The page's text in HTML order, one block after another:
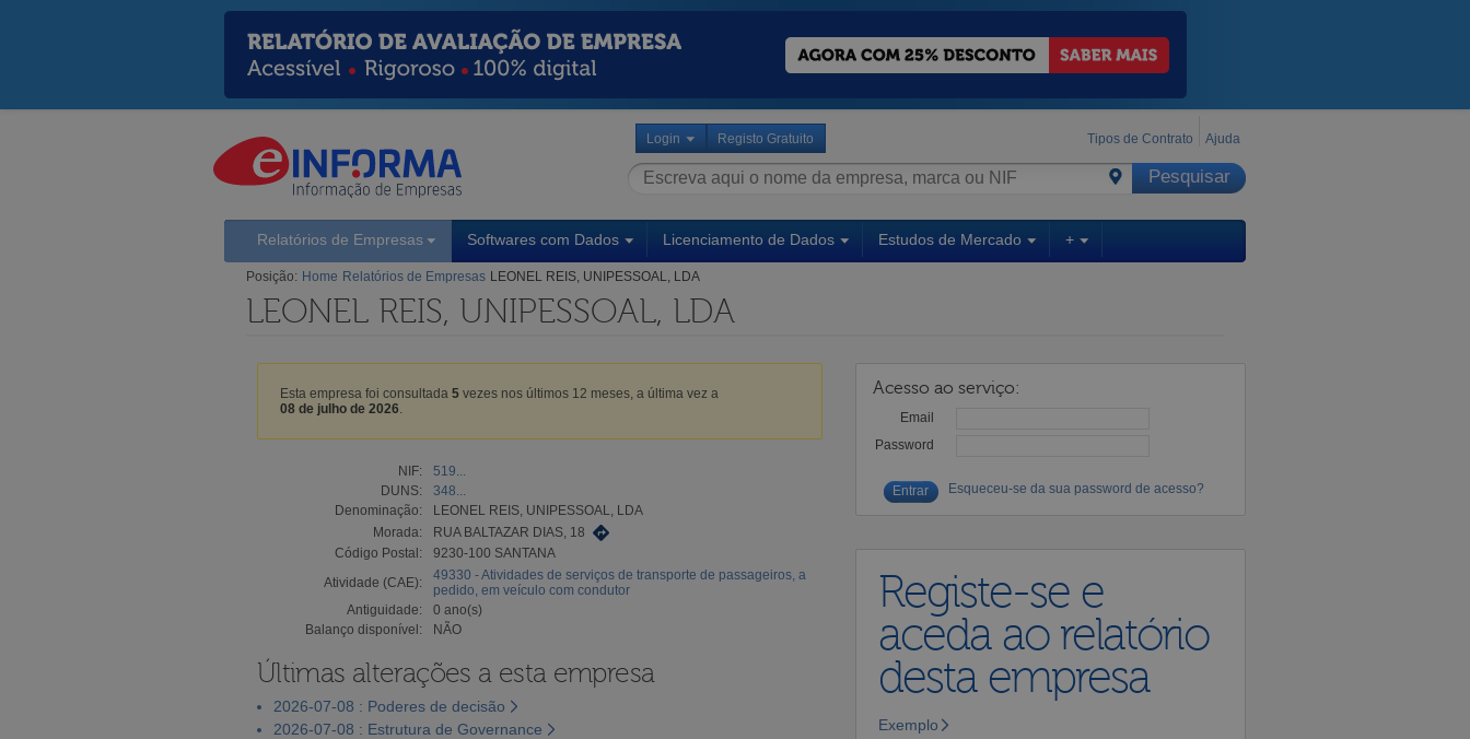
Login Registo Gratuito Tipos de Contrato Ajuda
Relatórios de Empresas Softwares com Dados Licenciamento de Dados Estudos de Mercado +
Posição: Home Relatórios de Empresas LEONEL REIS, UNIPESSOAL, LDA
LEONEL REIS, UNIPESSOAL, LDA
Esta empresa foi consultada 5 vezes nos últimos 12 meses, a última vez a
08 de julho de 2026
NIF:
519...
DUNS:
348...
Denominação:
LEONEL REIS, UNIPESSOAL, LDA
Morada:
RUA BALTAZAR DIAS, 18
Código Postal:
9230-100 SANTANA
Atividade (CAE):
49330 - Atividades de serviços de transporte de passageiros, a
pedido, em veículo com condutor
Antiguidade:
0 ano(s)
Balanço disponível:
NÃO
Últimas alterações a esta empresa
2026-07-08 : Poderes de decisão
2026-07-08 : Estrutura de Governance
Acesso ao serviço:
Email
Password
Esqueceu-se da sua password de acesso?
Registe-se e
aceda ao relatório
desta empresa
Exemplo